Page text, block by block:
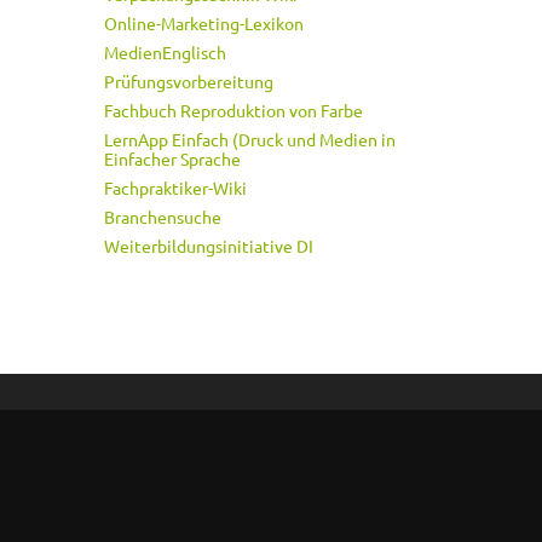
Online-Marketing-Lexikon
MedienEnglisch
Prüfungsvorbereitung
Fachbuch Reproduktion von Farbe
LernApp Einfach (Druck und Medien in
Einfacher Sprache
Fachpraktiker-Wiki
Branchensuche
Weiterbildungsinitiative DI